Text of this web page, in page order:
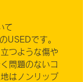
て
USEDです。
つような傷や
問題のないコ
はノンリップ